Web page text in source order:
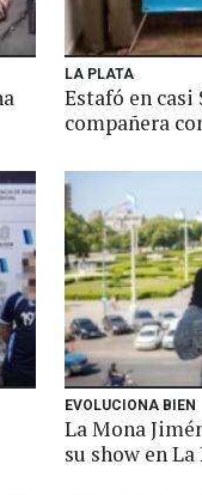
LA PLATA
Estafó en
compañera
EVOLUCIONA BIEN
La Mona
su show en